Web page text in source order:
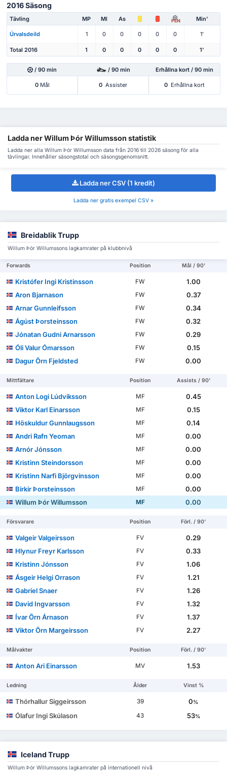
2016 Säsong
Tävling MP Ml As PEN Min'
Úrvalsdeild 1 0 0 0 0 0 1'
Total 2016 1 0 0 0 0 0 1'
/ 90 min / 90 min Erhållna kort / 90 min
0Mål 0 Assister 0 Erhållna kort
Ladda ner Willum Þór Willumsson statistik
Ladda ner alla Willum Þór Willumsson data från 2016 till 2026 säsong för alla
tävlingar. Innehåller säsongstotal och säsongsgenomsnitt.
Ladda ner CSV (1 kredit)
Ladda ner gratis exempel CSV »
Breidablik Trupp
Willum Þór Willumssons lagkamrater på klubbnivå
Forwards Position Mål / 90'
Kristófer Ingi Kristinsson FW
1.00
Aron Bjarnason
FW
0.37
Arnar Gunnleifsson
FW
0.34
Ágúst Þorsteinsson
FW
0.32
Jónatan Gudni Arnarsson
FW
0.29
Óli Valur Ómarsson
FW
0.15
Dagur Örn Fjeldsted
FW 0.00
Mittfältare Position Assists / 90'
Anton Logi Lúdvíksson MF
0.45
Viktor Karl Einarsson
MF
0.15
Höskuldur Gunnlaugsson
MF
0.14
Andri Rafn Yeoman
MF
0.00
Arnór Jónsson
MF
0.00
Kristinn Steindorsson
MF
0.00
Kristinn Narfi Björgvinsson
MF
0.00
Birkir Þorsteinsson
MF
0.00
Willum Þór Willumsson
MF 0.00
Försvarare Position Förl. / 90'
Valgeir Valgeirsson FV
0.29
Hlynur Freyr Karlsson
FV
0.33
Kristinn Jónsson
FV
1.06
Ásgeir Helgi Orrason
FV
1.21
Gabriel Snaer
FV
1.26
David Ingvarsson
FV
1.32
Ívar Örn Árnason
FV
1.37
Viktor Örn Margeirsson
FV 2.27
Målvakter Position Förl. / 90'
Anton Ari Einarsson MV 1.53
Ledning Ålder Vinst %
Thórhallur Siggeirsson 39 0%
Ólafur Ingi Skúlason 43 53%
Iceland Trupp
Willum Þór Willumssons lagkamrater på internationell nivå